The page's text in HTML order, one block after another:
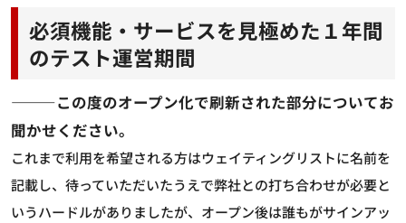
必須機能・サービスを見極めた１年間
のテスト運営期間
―――この度のオープン化で刷新された部分についてお
聞かせください。
これまで利用を希望される方はウェイティングリストに名前を
記載し、待っていただいたうえで弊社との打ち合わせが必要と
いうハードルがありましたが、オープン後は誰もがサインアッ